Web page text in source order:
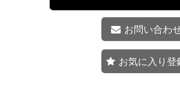
お問い合わ
お気に入り登